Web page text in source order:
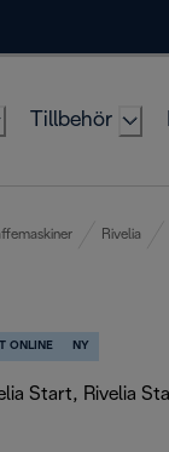
Tillbehör
Rivelia
ONLINE NY